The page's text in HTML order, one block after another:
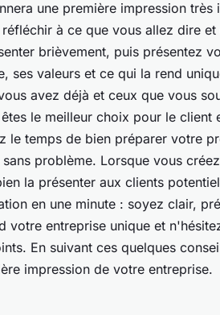
une première impression très
à ce que vous allez dire et
brièvement, puis présentez
ses valeurs et ce qui la rend
avez déjà et ceux que vous
le meilleur choix pour le client
le temps de bien préparer votre
problème. Lorsque vous
la présenter aux clients
en une minute : soyez clair,
votre entreprise unique et
En suivant ces quelques
impression de votre entreprise.